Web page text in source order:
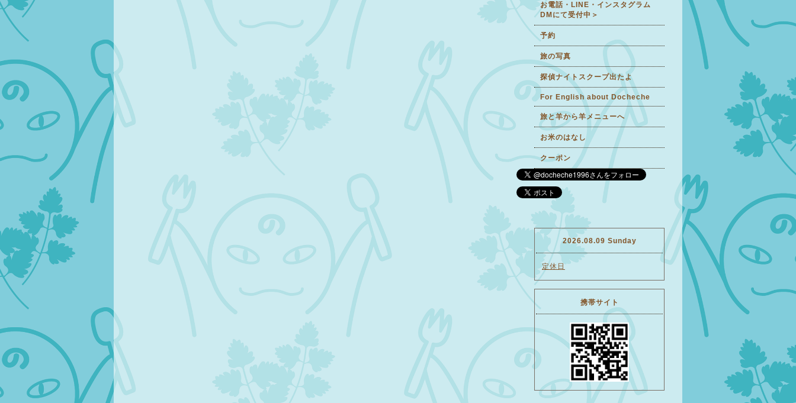
お電話・LINE・インスタグラム
DMにて受付中＞
予約
旅の写真
探偵ナイトスクープ出たよ
For English about Docheche
旅と羊から羊メニューへ
お米のはなし
クーポン
2026.08.09 Sunday
定休日
携帯サイト